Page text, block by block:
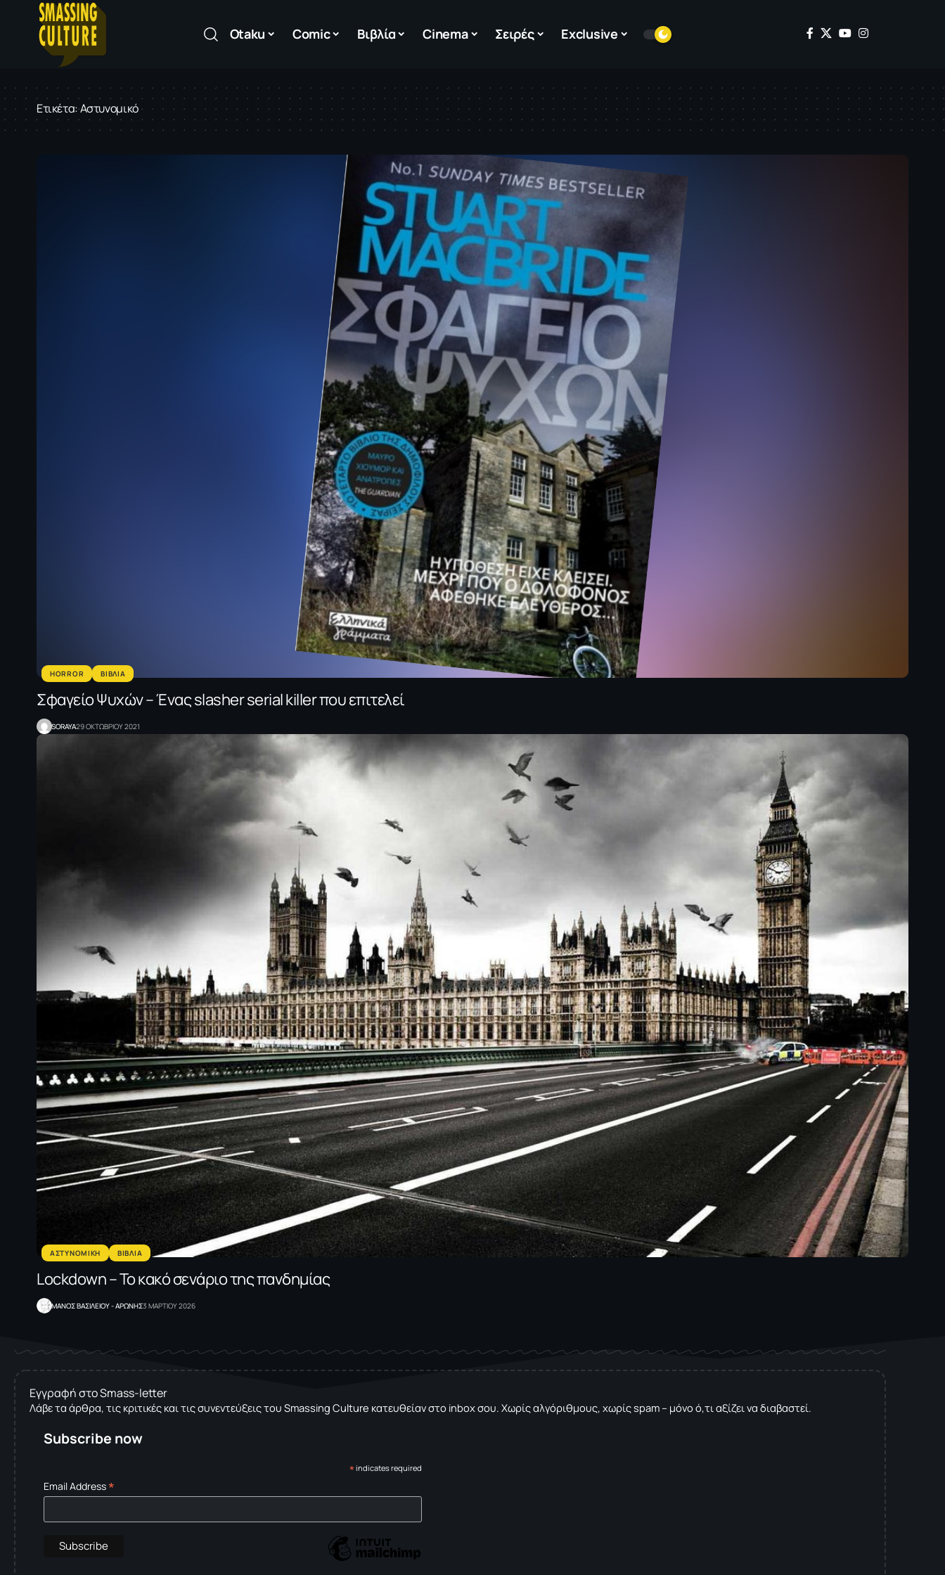
Otaku Comic Βιβλία Cinema Σειρές Exclusive
Ετικέτα:Αστυνομικό
HORROR ΒΙΒΛΙΑ
Σφαγείο Ψυχών – Ένας slasher serial killer που επιτελεί
SORAYA29 ΟΚΤΩΒΡΙΟΥ 2021
ΑΣΤΥΝΟΜΙΚΗ ΒΙΒΛΙΑ
Lockdown – Το κακό σενάριο της πανδημίας
ΜΑΝΟΣ ΒΑΣΙΛΕΙΟΥ - ΑΡΩΝΗΣ3 ΜΑΡΤΙΟΥ 2026
Εγγραφή στο Smass-letter
Λάβε τα άρθρα, τις κριτικές και τις συνεντεύξεις του Smassing Culture κατευθείαν στο inbox σου. Χωρίς αλγόριθμους, χωρίς spam – μόνο ό,τι αξίζει να διαβαστεί.
Subscribe now
* indicates required
Email Address*